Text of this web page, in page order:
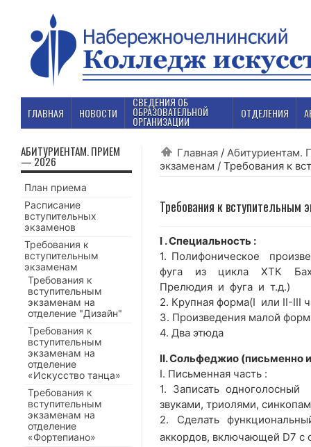
ГЛАВНАЯ НОВОСТИ
СВЕДЕНИЯ ОБ
ОБРАЗОВАТЕЛЬНОЙ
ОРГАНИЗАЦИИ
ОТДЕЛЕНИЯ
Главная / Абитуриентам.
экзаменам / Требования к
Требования к вступительным
I . Специальность :
1. Полифоническое
фуга из цикла ХТК
Прелюдия и фуга и т.д.)
2. Крупная форма(I или II-III
3. Произведения малой
4. Два этюда
II. Сольфеджио (письменно
I. Письменная часть :
1. Записать
звуками, триолями,
2. Сделать
аккордов, включающей D7 с
АБИТУРИЕНТАМ. ПРИЕМ
— 2026
План приема
Расписание
вступительных
экзаменов
Требования к
вступительным
экзаменам
Требования к
вступительным
экзаменам на
отделение "Дизайн"
Требования к
вступительным
экзаменам на
отделение
«Искусство танца»
Требования к
вступительным
экзаменам на
отделение
«Фортепиано»